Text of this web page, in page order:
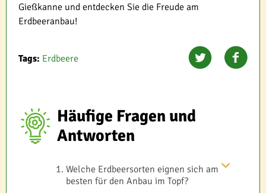
Gießkanne und entdecken Sie die Freude am
Erdbeeranbau!
Tags: Erdbeere
Häufige Fragen und
Antworten
Welche Erdbeersorten eignen sich am
besten für den Anbau im Topf?